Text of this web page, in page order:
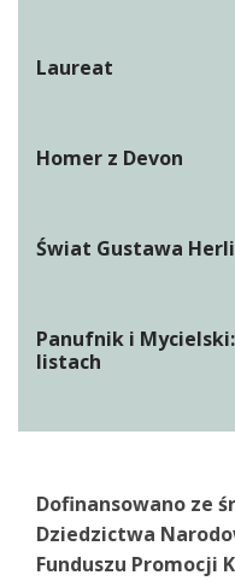
Laureat
Homer z Devon
Świat Gustawa
Panufnik i
listach
Dofinansowano ze
Dziedzictwa
Funduszu Promocji